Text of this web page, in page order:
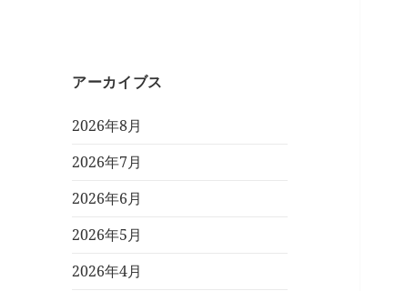
アーカイブス
2026年8月
2026年7月
2026年6月
2026年5月
2026年4月